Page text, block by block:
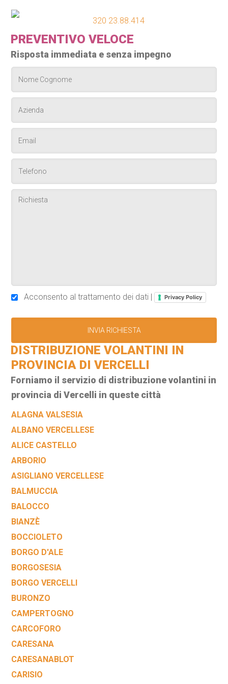
320 23.88.414
PREVENTIVO VELOCE
Risposta immediata e senza impegno
Acconsento al trattamento dei dati | Privacy Policy
DISTRIBUZIONE VOLANTINI IN
PROVINCIA DI VERCELLI
Forniamo il servizio di distribuzione volantini in
provincia di Vercelli in queste città
ALAGNA VALSESIA
ALBANO VERCELLESE
ALICE CASTELLO
ARBORIO
ASIGLIANO VERCELLESE
BALMUCCIA
BALOCCO
BIANZÈ
BOCCIOLETO
BORGO D'ALE
BORGOSESIA
BORGO VERCELLI
BURONZO
CAMPERTOGNO
CARCOFORO
CARESANA
CARESANABLOT
CARISIO